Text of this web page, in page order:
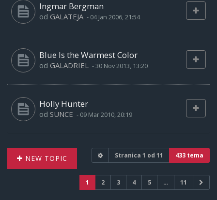
Ingmar Bergman
od GALATEJA - 04 Jan 2006, 21:54
Blue Is the Warmest Color
od GALADRIEL -30 Nov 2013, 13:20
Holly Hunter
od SUNCE - 09 Mar 2010, 20:19
NEW TOPIC Stranica 1 od 11 433 tema
1 2 3 4 5 … 11